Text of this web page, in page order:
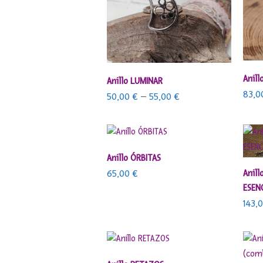
SELECCIONAR OPCIONES
Anillo LUMINAR
50,00 € – 55,00 €
Anillo
AÑADIR AL CARRITO
Anillo ÓRBITAS
65,00 €